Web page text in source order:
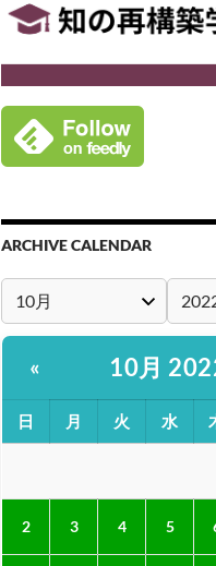
ARCHIVE CALENDAR
« 10月
日 月 火 水
2 3 4 5